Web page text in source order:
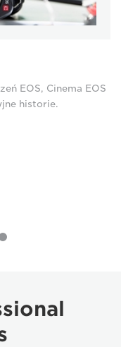
EOS, Cinema EOS
historie.